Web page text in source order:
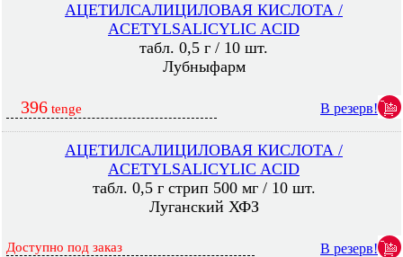
АЦЕТИЛСАЛИЦИЛОВАЯ КИСЛОТА /
ACETYLSALICYLIC ACID
табл. 0,5 г / 10 шт.
Лубныфарм
396 tenge В резерв!
АЦЕТИЛСАЛИЦИЛОВАЯ КИСЛОТА /
ACETYLSALICYLIC ACID
табл. 0,5 г стрип 500 мг / 10 шт.
Луганский ХФЗ
Доступно под заказ В резерв!